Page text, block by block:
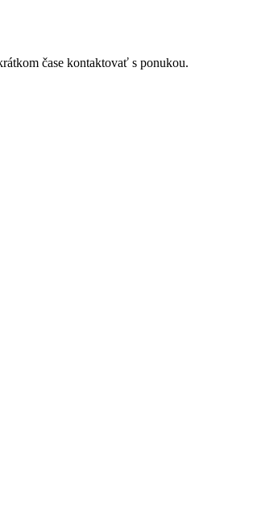
čase kontaktovať s ponukou.